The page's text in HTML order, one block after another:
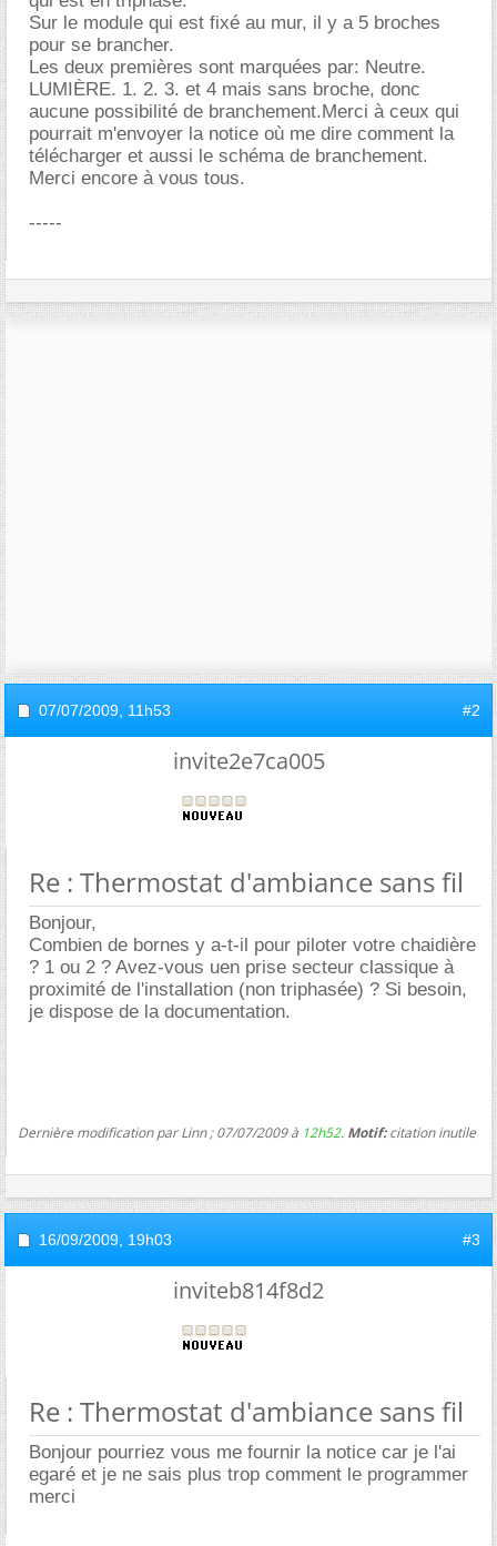
Sur le module qui est fixé au mur, il y a 5 broches
pour se brancher.
Les deux premières sont marquées par: Neutre.
LUMIÈRE. 1. 2. 3. et 4 mais sans broche, donc
aucune possibilité de branchement.Merci à ceux qui
pourrait m'envoyer la notice où me dire comment la
télécharger et aussi le schéma de branchement.
Merci encore à vous tous.
-----
07/07/2009, 11h53 #2
invite2e7ca005
Re : Thermostat d'ambiance sans fil
Bonjour,
Combien de bornes y a-t-il pour piloter votre chaidière
? 1 ou 2 ? Avez-vous uen prise secteur classique à
proximité de l'installation (non triphasée) ? Si besoin,
je dispose de la documentation.
Dernière modification par Linn ; 07/07/2009 à 12h52. Motif:citation inutile
16/09/2009, 19h03 #3
inviteb814f8d2
Re : Thermostat d'ambiance sans fil
Bonjour pourriez vous me fournir la notice car je l'ai
egaré et je ne sais plus trop comment le programmer
merci